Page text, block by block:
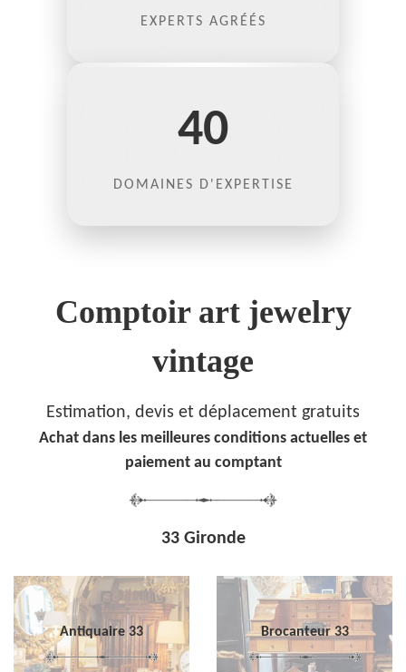
EXPERTS AGRÉÉS
40
DOMAINES D'EXPERTISE
Comptoir art jewelry
vintage
Estimation, devis et déplacement gratuits
Achat dans les meilleures conditions actuelles et
paiement au comptant
33 Gironde
Antiquaire 33 Brocanteur 33